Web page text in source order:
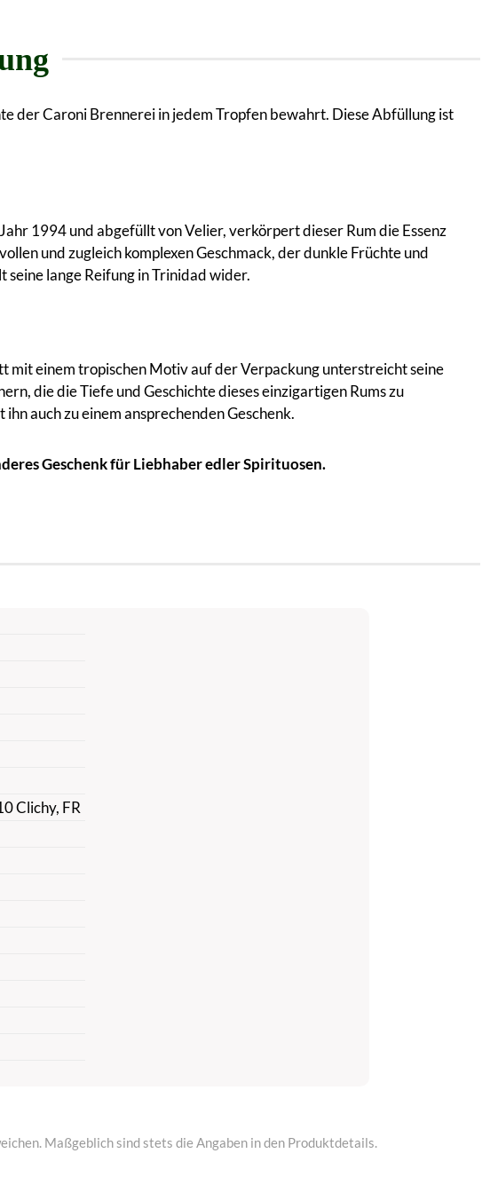
der Caroni Brennerei in jedem Tropfen bewahrt. Diese Abfüllung ist
1994 und abgefüllt von Velier, verkörpert dieser Rum die Essenz
und zugleich komplexen Geschmack, der dunkle Früchte und
lange Reifung in Trinidad wider.
einem tropischen Motiv auf der Verpackung unterstreicht seine
die die Tiefe und Geschichte dieses einzigartigen Rums zu
auch zu einem ansprechenden Geschenk.
Geschenk für Liebhaber edler Spirituosen.
Clichy, FR
Maßgeblich sind stets die Angaben in den Produktdetails.